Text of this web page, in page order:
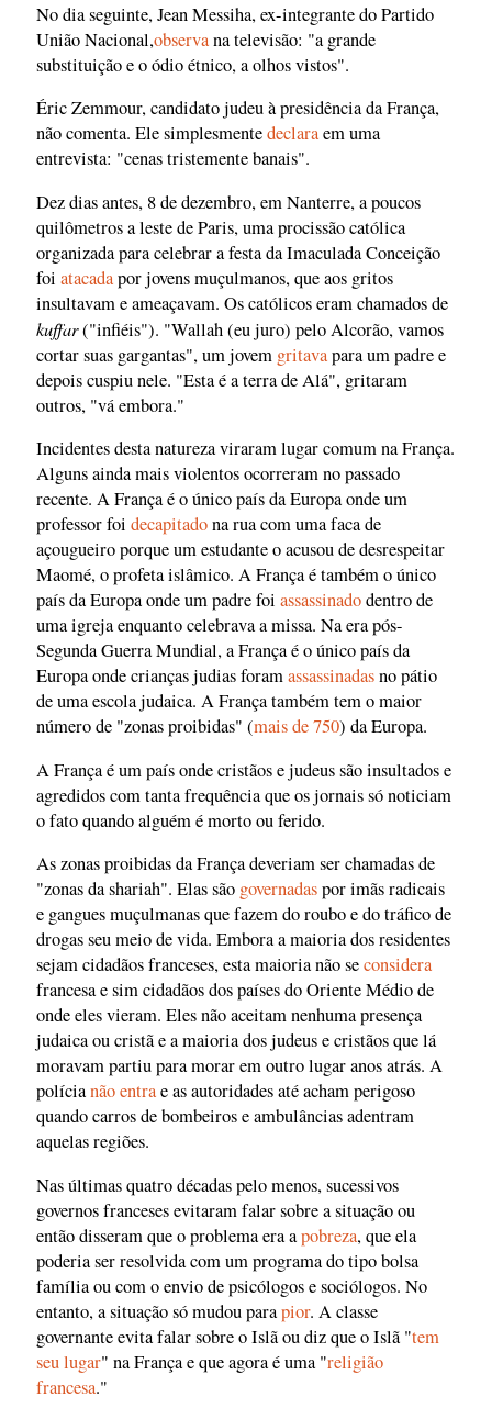
No dia seguinte, Jean Messiha, ex-integrante do Partido
União Nacional,observana televisão: "a grande
substituição e o ódio étnico, a olhos vistos".
Éric Zemmour, candidato judeu à presidência da França,
não comenta. Ele simplesmentedeclaraem uma
entrevista: "cenas tristemente banais".
Dez dias antes, 8 de dezembro, em Nanterre, a poucos
quilômetros a leste de Paris, uma procissão católica
organizada para celebrar a festa da Imaculada Conceição
foi atacadapor jovens muçulmanos, que aos gritos
insultavam e ameaçavam. Os católicos eram chamados de
kuffar("infiéis"). "Wallah (eu juro) pelo Alcorão, vamos
cortar suas gargantas", um jovem gritavapara um padre e
depois cuspiu nele. "Esta é a terra de Alá", gritaram
outros, "vá embora."
Incidentes desta natureza viraram lugar comum na França.
Alguns ainda mais violentos ocorreram no passado
recente. A França é o único país da Europa onde um
professor foi decapitadona rua com uma faca de
açougueiro porque um estudante o acusou de desrespeitar
Maomé, o profeta islâmico. A França é também o único
país da Europa onde um padre foi assassinadodentro de
uma igreja enquanto celebrava a missa. Na era pós-
Segunda Guerra Mundial, a França é o único país da
Europa onde crianças judias foramassassinadasno pátio
de uma escola judaica. A França também tem o maior
número de "zonas proibidas" (mais de 750) da Europa.
A França é um país onde cristãos e judeus são insultados e
agredidos com tanta frequência que os jornais só noticiam
o fato quando alguém é morto ou ferido.
As zonas proibidas da França deveriam ser chamadas de
"zonas da shariah". Elas são governadaspor imãs radicais
e gangues muçulmanas que fazem do roubo e do tráfico de
drogas seu meio de vida. Embora a maioria dos residentes
sejam cidadãos franceses, esta maioria não seconsidera
francesa e sim cidadãos dos países do Oriente Médio de
onde eles vieram. Eles não aceitam nenhuma presença
judaica ou cristã e a maioria dos judeus e cristãos que lá
moravam partiu para morar em outro lugar anos atrás. A
polícianão entrae as autoridades até acham perigoso
quando carros de bombeiros e ambulâncias adentram
aquelas regiões.
Nas últimas quatro décadas pelo menos, sucessivos
governos franceses evitaram falar sobre a situação ou
então disseram que o problema era apobreza, que ela
poderia ser resolvida com um programa do tipo bolsa
família ou com o envio de psicólogos e sociólogos. No
entanto, a situação só mudou parapior. A classe
governante evita falar sobre o Islã ou diz que o Islã "tem
seu lugar" na França e que agora é uma "religião
francesa."